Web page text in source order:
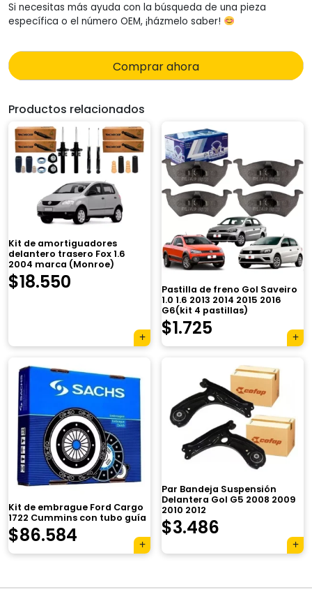
Si necesitas más ayuda con la búsqueda de una pieza
específica o el número OEM, ¡házmelo saber!
Comprar ahora
Productos relacionados
Kit de amortiguadores
delantero trasero Fox 1.6
2004 marca (Monroe)
$18.550
Pastilla de freno Gol Saveiro
1.0 1.6 2013 2014 2015 2016
G6(kit 4 pastillas)
$1.725
Kit de embrague Ford Cargo
1722 Cummins con tubo guía
$86.584
Par Bandeja Suspensión
Delantera Gol G5 2008 2009
2010 2012
$3.486
×
Tu carrito está vacío.
automáticamente.